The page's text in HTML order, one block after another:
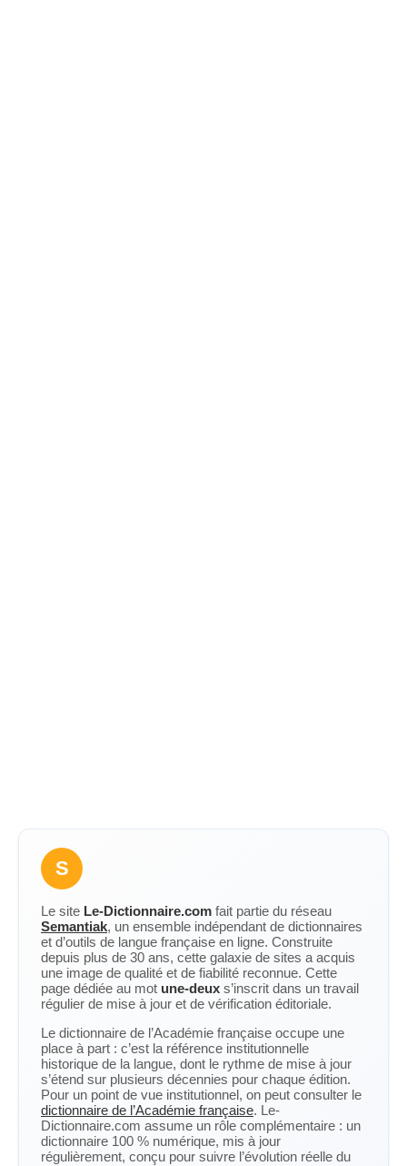
S
Le site Le-Dictionnaire.com fait partie du réseau
Semantiak, un ensemble indépendant de dictionnaires
et d’outils de langue française en ligne. Construite
depuis plus de 30 ans, cette galaxie de sites a acquis
une image de qualité et de fiabilité reconnue. Cette
page dédiée au mot une-deux s’inscrit dans un travail
régulier de mise à jour et de vérification éditoriale.
Le dictionnaire de l’Académie française occupe une
place à part : c’est la référence institutionnelle
historique de la langue, dont le rythme de mise à jour
s’étend sur plusieurs décennies pour chaque édition.
Pour un point de vue institutionnel, on peut consulter le
dictionnaire de l’Académie française. Le-
Dictionnaire.com assume un rôle complémentaire : un
dictionnaire 100 % numérique, mis à jour
régulièrement, conçu pour suivre l’évolution réelle du